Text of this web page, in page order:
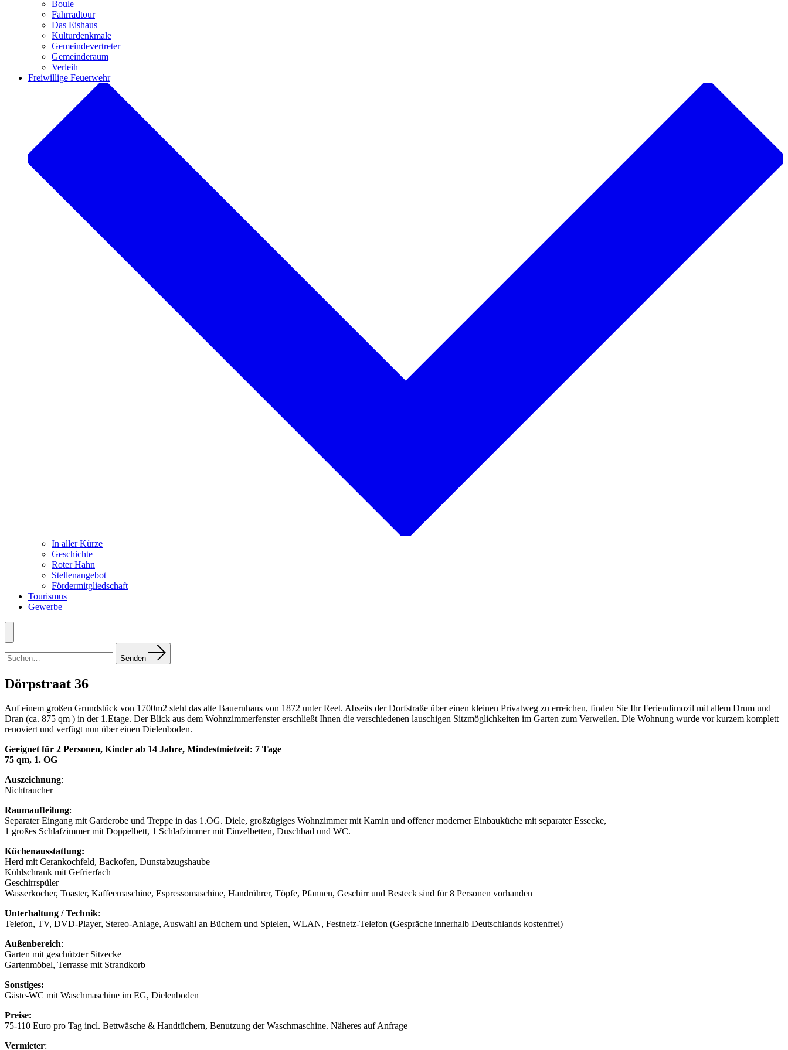
Boule
Fahrradtour
Das Eishaus
Kulturdenkmale
Gemeindevertreter
Gemeinderaum
Verleih
Freiwillige Feuerwehr
In aller Kürze
Geschichte
Roter Hahn
Stellenangebot
Fördermitgliedschaft
Tourismus
Gewerbe
Menü
nach:
Senden
Dörpstraat 36
Auf einem großen Grundstück von 1700m2 steht das alte Bauernhaus von 1872 unter Reet. Abseits der Dorfstraße über einen kleinen Privatweg zu erreichen, finden Sie Ihr Feriendimozil mit allem Drum und
Dran (ca. 875 qm ) in der 1.Etage. Der Blick aus dem Wohnzimmerfenster erschließt Ihnen die verschiedenen lauschigen Sitzmöglichkeiten im Garten zum Verweilen. Die Wohnung wurde vor kurzem komplett
renoviert und verfügt nun über einen Dielenboden.
Geeignet für 2 Personen, Kinder ab 14 Jahre, Mindestmietzeit: 7 Tage
75 qm, 1. OG
Auszeichnung:
Nichtraucher
Raumaufteilung:
Separater Eingang mit Garderobe und Treppe in das 1.OG. Diele, großzügiges Wohnzimmer mit Kamin und offener moderner Einbauküche mit separater Essecke,
1 großes Schlafzimmer mit Doppelbett, 1 Schlafzimmer mit Einzelbetten, Duschbad und WC.
Küchenausstattung:
Herd mit Cerankochfeld, Backofen, Dunstabzugshaube
Kühlschrank mit Gefrierfach
Geschirrspüler
Wasserkocher, Toaster, Kaffeemaschine, Espressomaschine, Handrührer, Töpfe, Pfannen, Geschirr und Besteck sind für 8 Personen vorhanden
Unterhaltung / Technik:
Telefon, TV, DVD-Player, Stereo-Anlage, Auswahl an Büchern und Spielen, WLAN, Festnetz-Telefon (Gespräche innerhalb Deutschlands kostenfrei)
Außenbereich:
Garten mit geschützter Sitzecke
Gartenmöbel, Terrasse mit Strandkorb
Sonstiges:
Gäste-WC mit Waschmaschine im EG, Dielenboden
Preise:
75-110 Euro pro Tag incl. Bettwäsche & Handtüchern, Benutzung der Waschmaschine. Näheres auf Anfrage
Vermieter: